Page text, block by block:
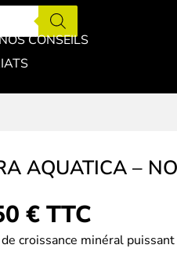
CONSEILS
AQUATICA –
€TTC
croissance minéral